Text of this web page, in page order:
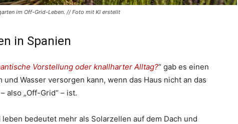
im Off-Grid-Leben. // Foto mit KI erstellt
in Spanien
Vorstellung oder knallharter Alltag?“ gab es einen
Wasser versorgen kann, wenn das Haus nicht an das
also „Off-Grid“ – ist.
bedeutet mehr als Solarzellen auf dem Dach und